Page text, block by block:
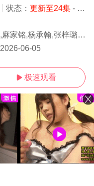
状态： 更新至24集- 免费在线观看
家铭,杨承翰,张梓璐,邢赫楚
2026-06-05
 极速观看